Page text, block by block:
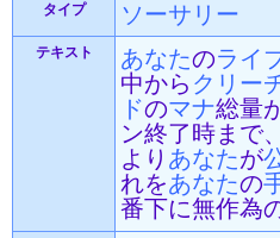
タイプ ソーサリー
テキスト あなたのライ
中から クリー
ドのマナ総量
ン終了時まで
より あなたが
れをあなたの
番下に無作為